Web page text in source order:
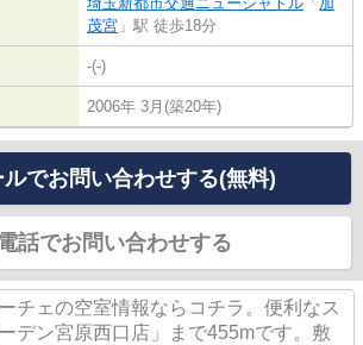
茂宮 」駅 徒歩18分
-(-)
2006年 3月(築20年)
ルでお問い合わせする(無料)
電話でお問い合わせする
チェの空室情報ならコチラ。便利なス
デン宮原西口店」まで455mです。敷